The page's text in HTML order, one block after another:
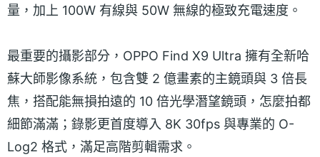
量，加上 100W 有線與 50W 無線的極致充電速度。
最重要的攝影部分，OPPO Find X9 Ultra 擁有全新哈
蘇大師影像系統，包含雙 2 億畫素的主鏡頭與 3 倍長
焦，搭配能無損拍遠的 10 倍光學潛望鏡頭，怎麼拍都
細節滿滿；錄影更首度導入 8K 30fps 與專業的 O-
Log2 格式，滿足高階剪輯需求。